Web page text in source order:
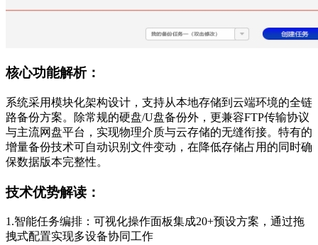
核心功能解析：
系统采用模块化架构设计，支持从本地存储到云端环境的全链
路备份方案。除常规的硬盘/U盘备份外，更兼容FTP传输协议
与主流网盘平台，实现物理介质与云存储的无缝衔接。特有的
增量备份技术可自动识别文件变动，在降低存储占用的同时确
保数据版本完整性。
技术优势解读：
1.智能任务编排：可视化操作面板集成20+预设方案，通过拖
拽式配置实现多设备协同工作